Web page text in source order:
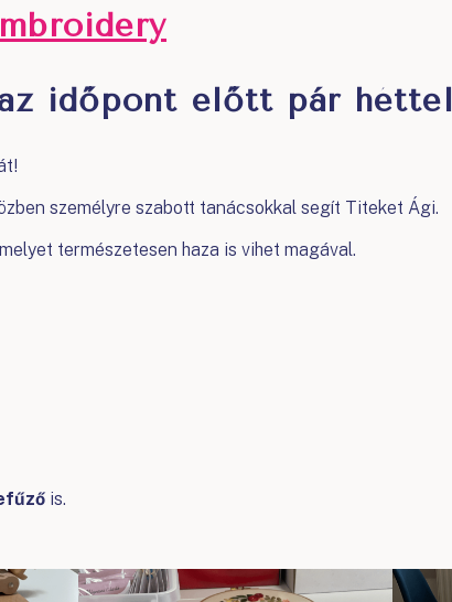
időpont előtt pár héttel
személyre szabott tanácsokkal segít Titeket Ági.
természetesen haza is vihet magával.
is.